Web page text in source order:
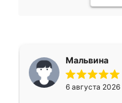
Мальвина
6 августа 2026